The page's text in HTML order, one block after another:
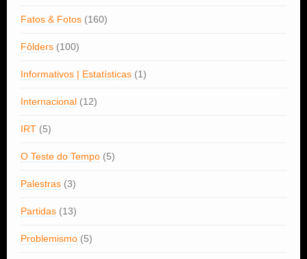
Fatos & Fotos (160)
Fôlders (100)
Informativos | Estatísticas (1)
Internacional (12)
IRT (5)
O Teste do Tempo (5)
Palestras (3)
Partidas (13)
Problemismo (5)